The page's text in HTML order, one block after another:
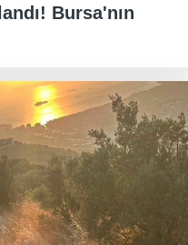
Bursa'nın